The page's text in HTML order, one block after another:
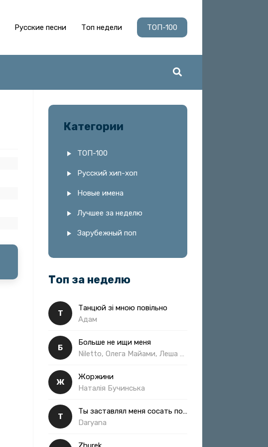
Русские песни Топ недели ТОП-100
Категории
ТОП-100
Русский хип-хоп
Новые имена
Лучшее за неделю
Зарубежный поп
Топ за неделю
Т
Танцюй зі мною повільно
Адам
Б
Больше не ищи меня
Ж
Жоржини
Наталія Бучинська
Т
Ты заставлял меня сосать полная
Daryana